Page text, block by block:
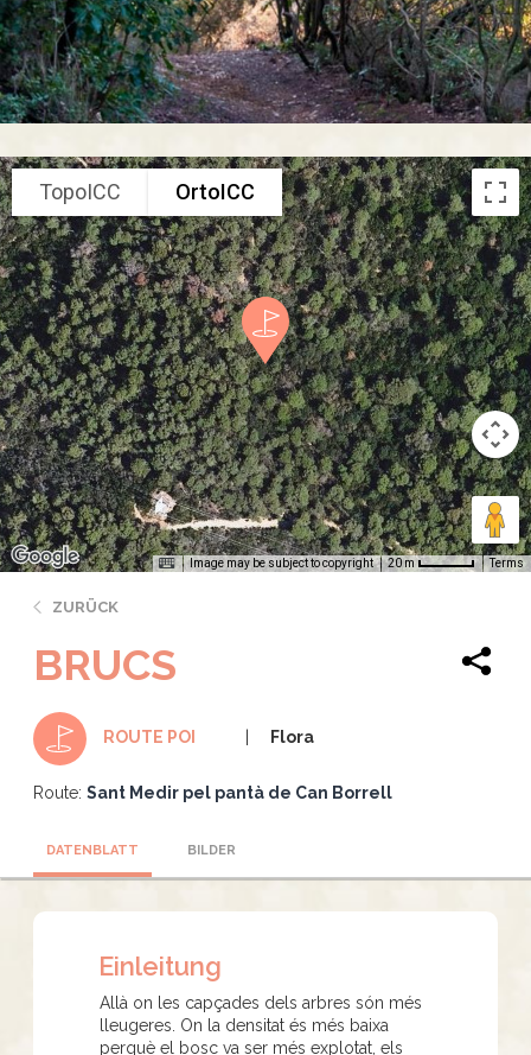
TopoICC OrtoICC
Image may be subject to copyright 20 m Terms
ZURÜCK
BRUCS
ROUTE POI Flora
Route: Sant Medir pel pantà de Can Borrell
DATENBLATT BILDER
Einleitung
Allà on les capçades dels arbres són més
lleugeres. On la densitat és més baixa
perquè el bosc va ser més explotat, els